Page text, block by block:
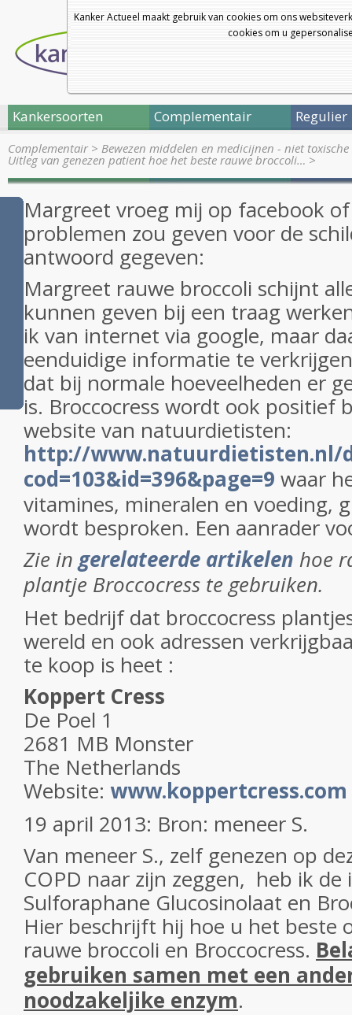
Kanker Actueel maakt gebruik van cookies om ons
cookies om u
Kankersoorten Complementair Regulier
Complementair> Bewezen middelen en medicijnen - niet
Uitleg van genezen patient hoe het beste rauwe broccoli… >
Margreet vroeg mij op facebook
problemen zou geven voor de
antwoord gegeven:
Margreet rauwe broccoli schijnt
kunnen geven bij een traag
ik van internet via google, maar
eenduidige informatie te
dat bij normale hoeveelheden er
is. Broccocress wordt ook positief
website van natuurdietisten:
http://www.natuurdietisten.nl/
cod=103&id=396&page=9 waar
vitamines, mineralen en voeding,
wordt besproken. Een aanrader
Zie ingerelateerde artikelen hoe
plantje Broccocress te gebruiken.
Het bedrijf dat broccocress
wereld en ook adressen
te koop is heet :
Koppert Cress
De Poel 1
2681 MB Monster
The Netherlands
Website: www.koppertcress.com
19 april 2013: Bron: meneer S.
Van meneer S., zelf genezen op
COPD naar zijn zeggen, heb ik
Sulforaphane Glucosinolaat en
Hier beschrijft hij hoe u het beste
rauwe broccoli en Broccocress.
gebruiken samen met een
noodzakeljike enzym.